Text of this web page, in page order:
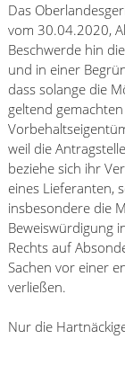
Das
vom 30.04.2020,
Beschwerde hin
und in einer
dass solange die
geltend
weil die
beziehe sich ihr
eines Lieferanten,
insbesondere die
Beweiswürdigung
Rechts auf
Sachen vor einer
verließen.
Nur die